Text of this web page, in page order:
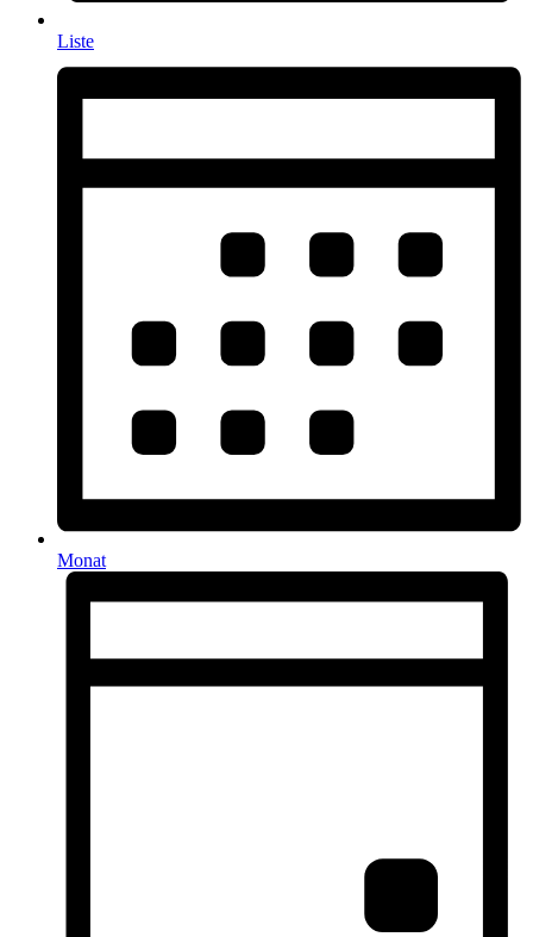
Liste
Monat